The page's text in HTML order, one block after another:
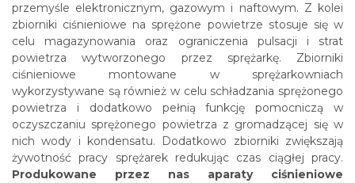
przemyśle elektronicznym, gazowym i naftowym. Z kolei
zbiorniki ciśnieniowe na sprężone powietrze stosuje się w
celu magazynowania oraz ograniczenia pulsacji i strat
powietrza wytworzonego przez sprężarkę. Zbiorniki
ciśnieniowe montowane w sprężarkowniach
wykorzystywane są również w celu schładzania sprężonego
powietrza i dodatkowo pełnią funkcję pomocniczą w
oczyszczaniu sprężonego powietrza z gromadzącej się w
nich wody i kondensatu. Dodatkowo zbiorniki zwiększają
żywotność pracy sprężarek redukując czas ciągłej pracy.
Produkowane przez nas aparaty ciśnieniowe